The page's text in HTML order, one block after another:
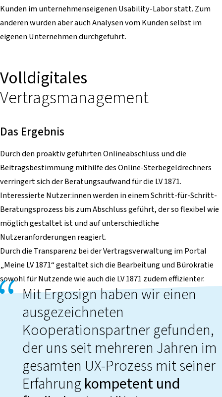
Kunden im unternehmenseigenen Usability-Labor statt. Zum
anderen wurden aber auch Analysen vom Kunden selbst im
eigenen Unternehmen durchgeführt.
Volldigitales
Vertragsmanagement
Das Ergebnis
Durch den proaktiv geführten Onlineabschluss und die
Beitragsbestimmung mithilfe des Online-Sterbegeldrechners
verringert sich der Beratungsaufwand für die LV 1871.
Interessierte Nutzer:innen werden in einem Schritt-für-Schritt-
Beratungsprozess bis zum Abschluss geführt, der so flexibel wie
möglich gestaltet ist und auf unterschiedliche
Nutzeranforderungen reagiert.
Durch die Transparenz bei der Vertragsverwaltung im Portal
„Meine LV 1871“ gestaltet sich die Bearbeitung und Bürokratie
sowohl für Nutzende wie auch die LV 1871 zudem effizienter.
Mit Ergosign haben wir einen
ausgezeichneten
Kooperationspartner gefunden,
der uns seit mehreren Jahren im
gesamten UX-Prozess mit seiner
Erfahrung kompetent und